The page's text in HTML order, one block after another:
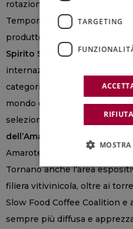
rotazione quotidiana di
Temporary Tastings,
produttori. Sempre presente il
Spirito Slow, attribuito alle
internazionali, che
categorie territoriali,
mondo degli amari e
selezione del caffè.
dell’Amaro d’Italia
,
Amaroteca e Anadi
Tornano anche l’area
filiera vitivinicola, oltre ai
Slow Food Coffee Coalition
sempre più diffusa e
TARGETING